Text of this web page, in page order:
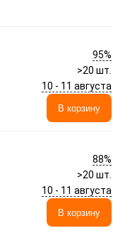
95%
>20 шт.
10 - 11 августа
В корзину
88%
>20 шт.
10 - 11 августа
В корзину